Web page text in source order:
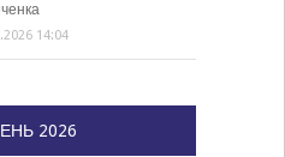
14:04
2026